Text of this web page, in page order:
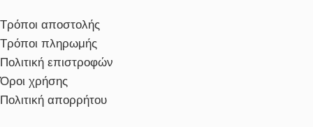
Τρόποι αποστολής
Τρόποι πληρωμής
Πολιτική επιστροφών
Όροι χρήσης
Πολιτική απορρήτου